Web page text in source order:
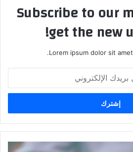
Subscribe to our
get the new
Lorem ipsum dolor sit